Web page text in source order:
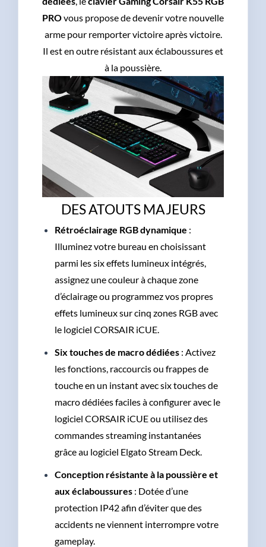
PROvous propose de devenir votre nouvelle
arme pour remporter victoire après victoire.
Il est en outre résistant aux éclaboussures et
à la poussière.
DES ATOUTS MAJEURS
Rétroéclairage RGB dynamique :
Illuminez votre bureau en choisissant
parmi les six effets lumineux intégrés,
assignez une couleur à chaque zone
d’éclairage ou programmez vos propres
effets lumineux sur cinq zones RGB avec
le logiciel CORSAIR iCUE.
Six touches de macro dédiées : Activez
les fonctions, raccourcis ou frappes de
touche en un instant avec six touches de
macro dédiées faciles à configurer avec le
logiciel CORSAIR iCUE ou utilisez des
commandes streaming instantanées
grâce au logiciel Elgato Stream Deck.
Conception résistante à la poussière et
aux éclaboussures: Dotée d’une
protection IP42 afin d’éviter que des
accidents ne viennent interrompre votre
gameplay.